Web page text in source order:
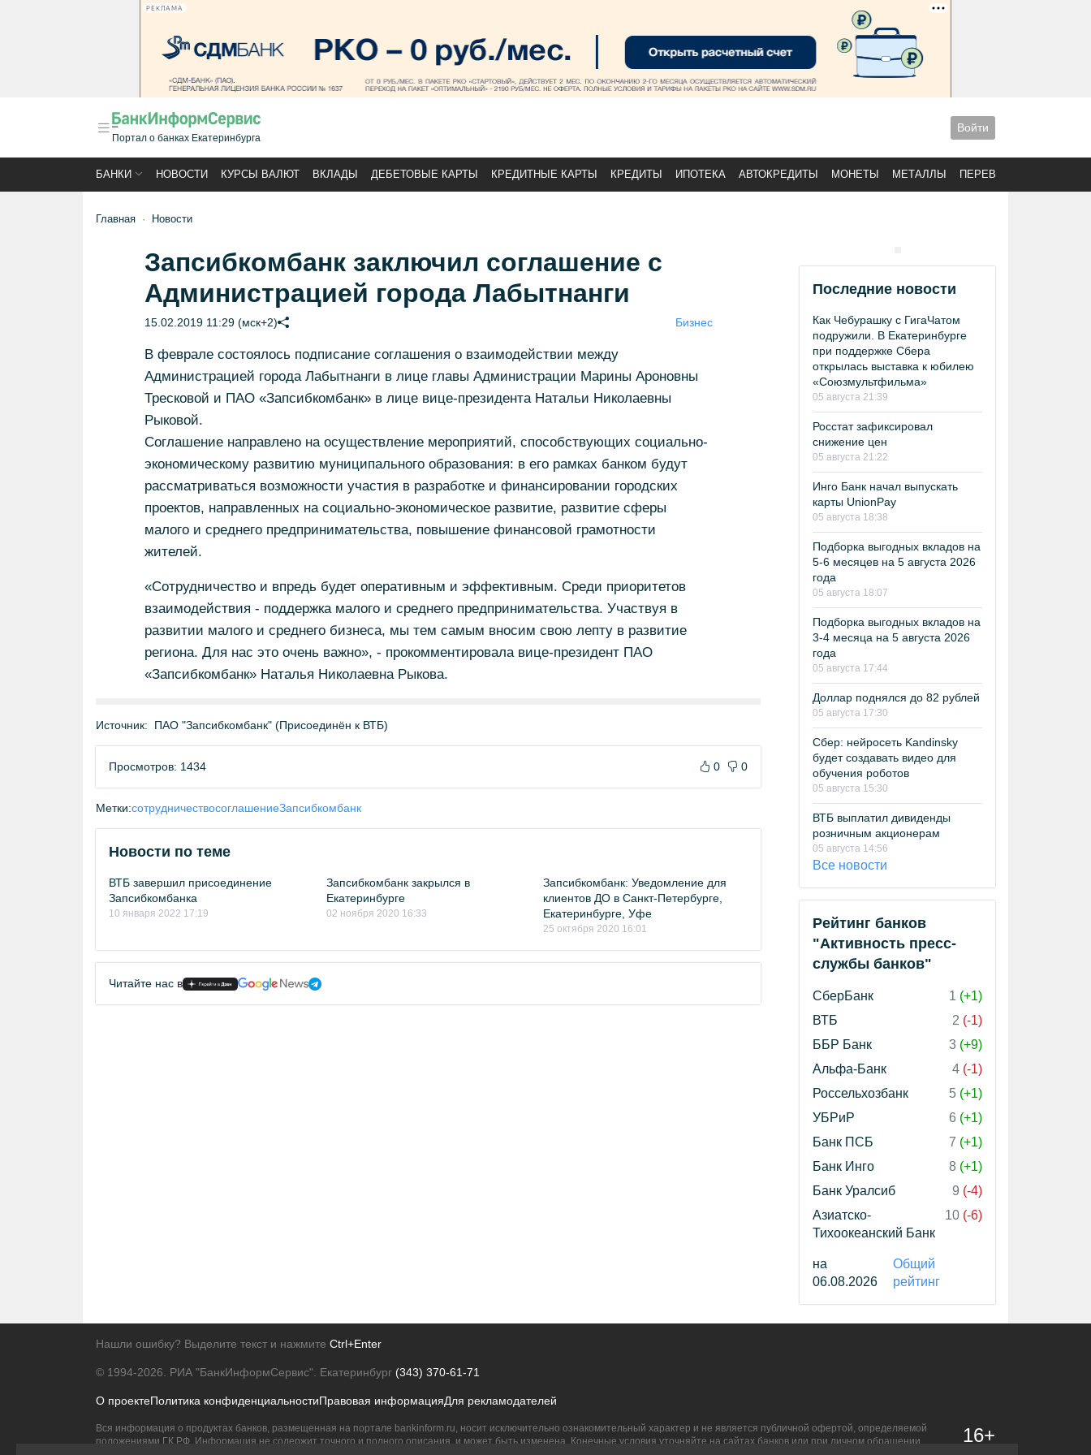
РЕКЛАМА
Портал о банках Екатеринбурга
Войти
БАНКИ НОВОСТИ КУРСЫ ВАЛЮТ ВКЛАДЫ ДЕБЕТОВЫЕ КАРТЫ КРЕДИТНЫЕ КАРТЫ КРЕДИТЫ ИПОТЕКА АВТОКРЕДИТЫ МОНЕТЫ МЕТАЛЛЫ ПЕРЕВОДЫ
Главная Новости
Запсибкомбанк заключил соглашение с
Администрацией города Лабытнанги
15.02.2019 11:29 (мск+2) Бизнес
В феврале состоялось подписание соглашения о взаимодействии между
Администрацией города Лабытнанги в лице главы Администрации Марины Ароновны
Тресковой и ПАО «Запсибкомбанк» в лице вице-президента Натальи Николаевны
Рыковой.
Соглашение направлено на осуществление мероприятий, способствующих социально-
экономическому развитию муниципального образования: в его рамках банком будут
рассматриваться возможности участия в разработке и финансировании городских
проектов, направленных на социально-экономическое развитие, развитие сферы
малого и среднего предпринимательства, повышение финансовой грамотности
жителей.
«Сотрудничество и впредь будет оперативным и эффективным. Среди приоритетов
взаимодействия - поддержка малого и среднего предпринимательства. Участвуя в
развитии малого и среднего бизнеса, мы тем самым вносим свою лепту в развитие
региона. Для нас это очень важно», - прокомментировала вице-президент ПАО
«Запсибкомбанк» Наталья Николаевна Рыкова.
Источник: ПАО "Запсибкомбанк" (Присоединён к ВТБ)
Просмотров: 1434 0 0
Метки:сотрудничествосоглашениеЗапсибкомбанк
Новости по теме
ВТБ завершил присоединение
Запсибкомбанка
10 января 2022 17:19
Запсибкомбанк закрылся в
Екатеринбурге
02 ноября 2020 16:33
Запсибкомбанк: Уведомление для
клиентов ДО в Санкт-Петербурге,
Екатеринбурге, Уфе
25 октября 2020 16:01
Читайте нас в
Последние новости
Как Чебурашку с ГигаЧатом
подружили. В Екатеринбурге
при поддержке Сбера
открылась выставка к юбилею
«Союзмультфильма»
05 августа 21:39
Росстат зафиксировал
снижение цен
05 августа 21:22
Инго Банк начал выпускать
карты UnionPay
05 августа 18:38
Подборка выгодных вкладов на
5-6 месяцев на 5 августа 2026
года
05 августа 18:07
Подборка выгодных вкладов на
3-4 месяца на 5 августа 2026
года
05 августа 17:44
Доллар поднялся до 82 рублей
05 августа 17:30
Сбер: нейросеть Kandinsky
будет создавать видео для
обучения роботов
05 августа 15:30
ВТБ выплатил дивиденды
розничным акционерам
05 августа 14:56
Все новости
Рейтинг банков
"Активность пресс-
службы банков"
СберБанк 1 (+1)
ВТБ
2 (-1)
ББР Банк
3 (+9)
Альфа-Банк
4 (-1)
Россельхозбанк
5 (+1)
УБРиР
6 (+1)
Банк ПСБ
7 (+1)
Банк Инго
8 (+1)
Банк Уралсиб
9 (-4)
Азиатско-
Тихоокеанский Банк
10 (-6)
на
06.08.2026
Общий
рейтинг
Нашли ошибку? Выделите текст и нажмите Ctrl+Enter
© 1994-2026. РИА "БанкИнформСервис". Екатеринбург (343) 370-61-71
О проектеПолитика конфиденциальностиПравовая информацияДля рекламодателей
Вся информация о продуктах банков, размещенная на портале bankinform.ru, носит исключительно ознакомительный характер и не является публичной офертой, определяемой
положениями ГК РФ. Информация не содержит точного и полного описания, и может быть изменена. Конечные условия уточняйте на сайтах банков или при личном обращении.
16+